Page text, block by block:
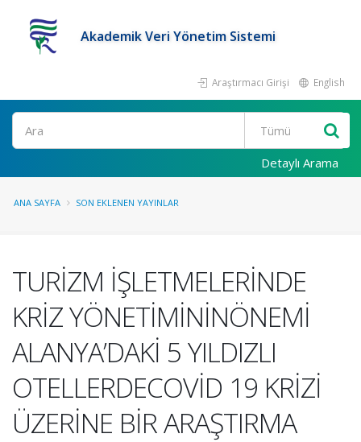
Akademik Veri Yönetim Sistemi
Araştırmacı Girişi English
Ara
Detaylı Arama
ANA SAYFA SON EKLENEN YAYINLAR
TURİZM İŞLETMELERİNDE
KRİZ YÖNETİMİNİNÖNEMİ
ALANYA’DAKİ 5 YILDIZLI
OTELLERDECOVİD 19 KRİZİ
ÜZERİNE BİR ARAŞTIRMA